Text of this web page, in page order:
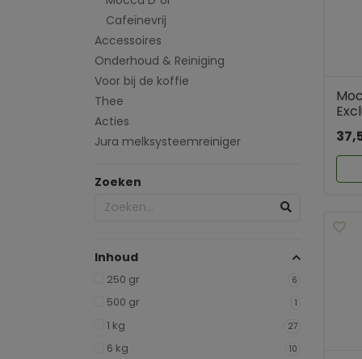
Cafeïnevrij
Accessoires
Onderhoud & Reiniging
Voor bij de koffie
Thee
Acties
Jura melksysteemreiniger
Zoeken
Inhoud
250 gr 6
500 gr 1
1 kg 27
6 kg 10